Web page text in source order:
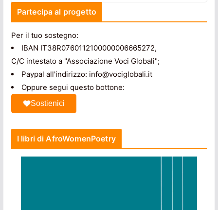
Partecipa al progetto
Per il tuo sostegno:
IBAN IT38R0760112100000006665272,
C/C intestato a "Associazione Voci Globali";
Paypal all'indirizzo: info@vociglobali.it
Oppure segui questo bottone:
Sostienici
I libri di AfroWomenPoetry